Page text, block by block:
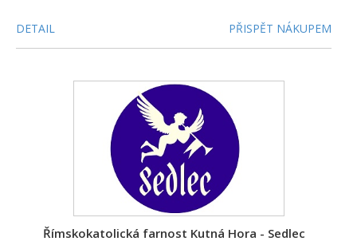
DETAIL PŘISPĚT NÁKUPEM
Římskokatolická farnost Kutná Hora - Sedlec